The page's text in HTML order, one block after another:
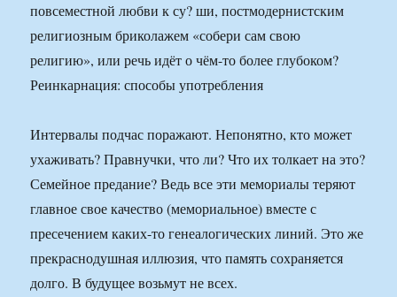
повсеместной любви к су? ши, постмодернистским
религиозным бриколажем «собери сам свою
религию», или речь идёт о чём-то более глубоком?
Реинкарнация: способы употребления
Интервалы подчас поражают. Непонятно, кто может
ухаживать? Правнучки, что ли? Что их толкает на это?
Семейное предание? Ведь все эти мемориалы теряют
главное свое качество (мемориальное) вместе с
пресечением каких-то генеалогических линий. Это же
прекраснодушная иллюзия, что память сохраняется
долго. В будущее возьмут не всех.